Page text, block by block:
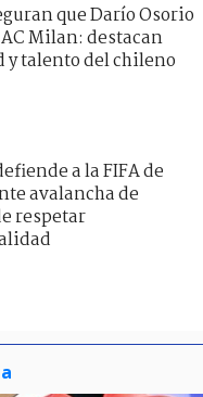
que Darío Osorio
Milan: destacan
talento del chileno
a la FIFA de
avalancha de
respetar